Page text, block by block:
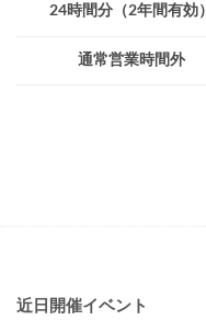
24時間分（2年間有効）
通常営業時間外
近日開催イベント